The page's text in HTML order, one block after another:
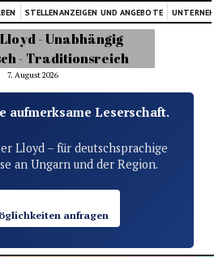
STELLENANZEIGEN UND ANGEBOTE
7. August 2026
aufmerksame Leserschaft.
Lloyd – für deutschsprachige
an Ungarn und der Region.
anfragen